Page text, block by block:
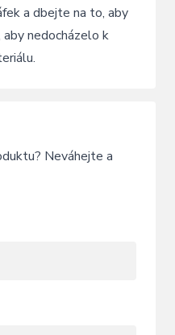
a dbejte na to, aby
nedocházelo k
Neváhejte a